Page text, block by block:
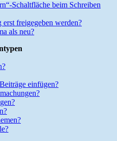
Schaltfläche beim Schreiben
freigegeben werden?
als neu?
einfügen?